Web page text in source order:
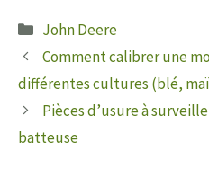
Catégories
John Deere
Comment calibrer une
différentes cultures (blé,
Pièces d’usure à
batteuse